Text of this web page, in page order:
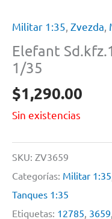
Militar 1:35, Zvezda,
Elefant
1/35
$1,290.00
Sin existencias
SKU: ZV3659
Categorías: Militar 1:35
Tanques 1:35
Etiquetas: 12785 3659